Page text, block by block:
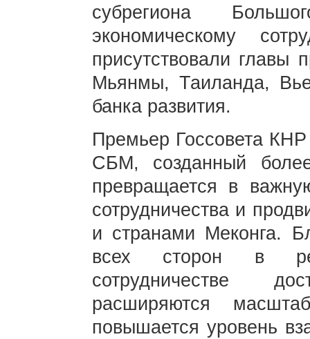
субрегиона
экономическому
присутствовали главы
Мьянмы, Таиланда,
банка развития.
Премьер Госсовета
СБМ, созданный
превращается в
сотрудничества и
и странами Меконга.
всех сторон в
сотрудничестве
расширяются
повышается уровень